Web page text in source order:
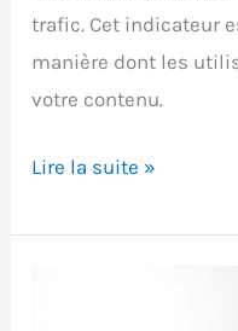
trafic. Cet indicateur
manière dont les
votre contenu.
Taux
GA4
Lire la suite »